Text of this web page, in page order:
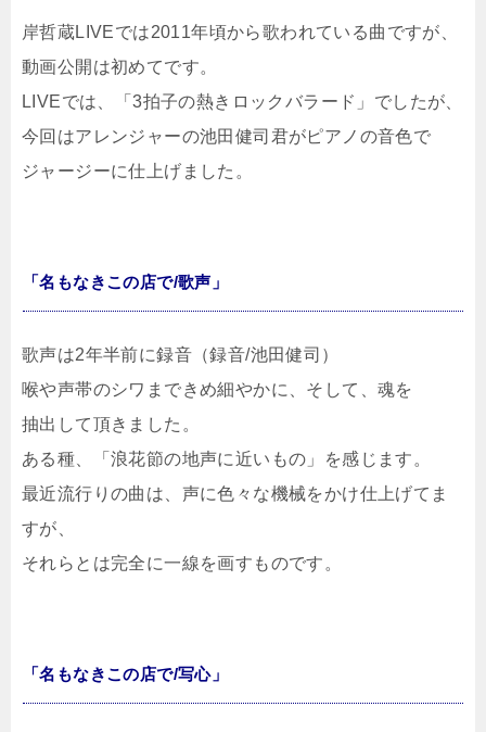
岸哲蔵LIVEでは2011年頃から歌われている曲ですが、
動画公開は初めてです。
LIVEでは、「3拍子の熱きロックバラード」でしたが、
今回はアレンジャーの池田健司君がピアノの音色で
ジャージーに仕上げました。
「名もなきこの店で/歌声」
歌声は2年半前に録音（録音/池田健司）
喉や声帯のシワまできめ細やかに、そして、魂を
抽出して頂きました。
ある種、「浪花節の地声に近いもの」を感じます。
最近流行りの曲は、声に色々な機械をかけ仕上げてま
すが、
それらとは完全に一線を画すものです。
「名もなきこの店で/写心」